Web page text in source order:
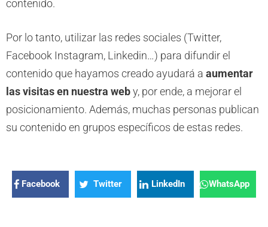
contenido.
Por lo tanto, utilizar las redes sociales (Twitter,
Facebook Instagram, Linkedin…) para difundir el
contenido que hayamos creado ayudará a aumentar
las visitas en nuestra weby, por ende, a mejorar el
posicionamiento. Además, muchas personas publican
su contenido en grupos específicos de estas redes.
Facebook Twitter LinkedIn WhatsApp